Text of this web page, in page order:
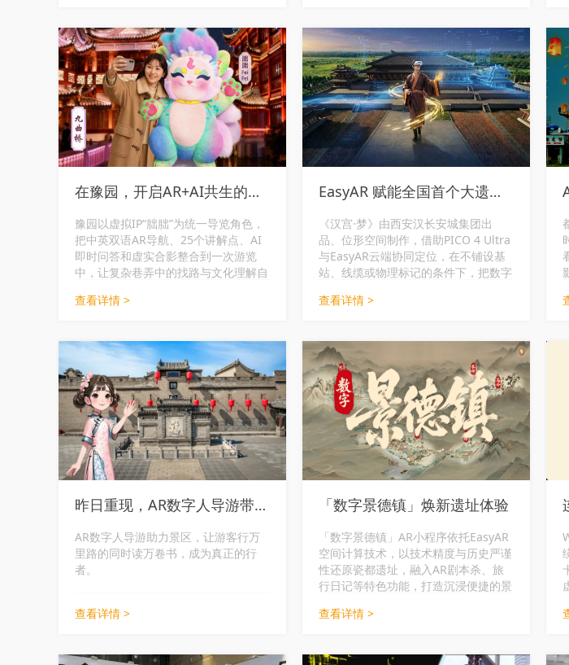
在豫园，开启AR+AI共生的漫游之旅
豫园以虚拟IP“朏朏”为统一导览角色，
把中英双语AR导航、25个讲解点、AI
即时问答和虚实合影整合到一次游览
中，让复杂巷弄中的找路与文化理解自
查看详情 >
EasyAR 赋能全国首个大遗址户外沉浸式数字文旅
《汉宫·梦》由西安汉长安城集团出
品、位形空间制作，借助PICO 4 Ultra
与EasyAR云端协同定位，在不铺设基
站、线缆或物理标记的条件下，把数字
查看详情 >
昨日重现，AR数字人导游带你游
AR数字人导游助力景区，让游客行万
里路的同时读万卷书，成为真正的行
者。
查看详情 >
「数字景德镇」焕新遗址体验
「数字景德镇」AR小程序依托EasyAR
空间计算技术，以技术精度与历史严谨
性还原瓷都遗址，融入AR剧本杀、旅
行日记等特色功能，打造沉浸便捷的景
查看详情 >